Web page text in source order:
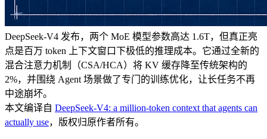
DeepSeek-V4 发布，两个 MoE 模型参数高达 1.6T，但真正亮
点是百万 token 上下文窗口下极低的推理成本。它通过全新的
混合注意力机制（CSA/HCA）将 KV 缓存降至传统架构的
2%，并围绕 Agent 场景做了专门的训练优化，让长任务不再
中途崩坏。
本文编译自 DeepSeek-V4: a million-token context that agents can
actually use，版权归原作者所有。